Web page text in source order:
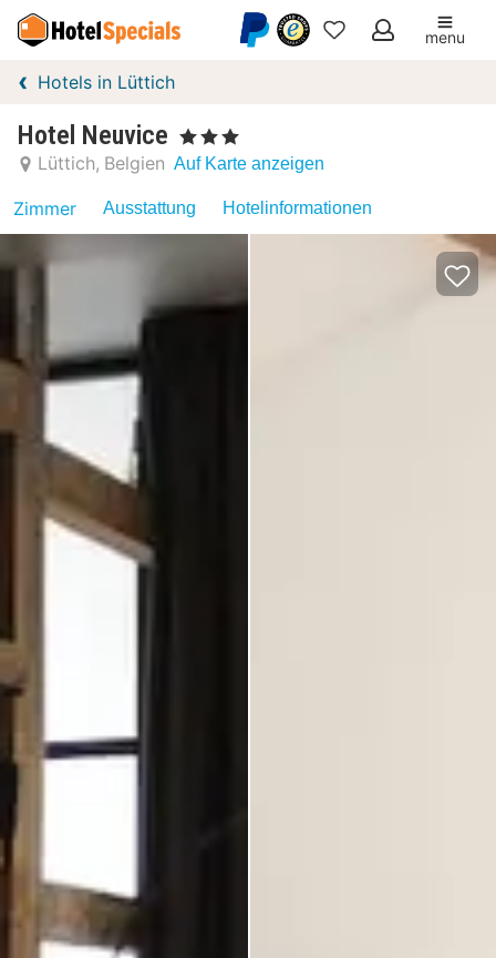
Meine
menu
Hotels in Lüttich
Hotel Neuvice , 3 Sterne
Lüttich Belgien Auf Karte anzeigen
Zimmer Ausstattung Hotelinformationen